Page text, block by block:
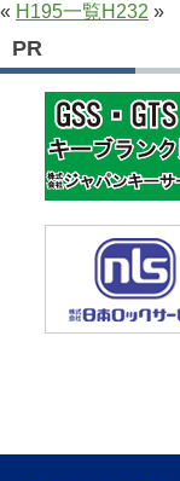
« H195一覧H232 »
PR